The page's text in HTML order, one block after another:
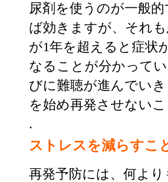
尿剤を使うのが一般
ば効きますが、それ
が1年を超えると症状
なることが分かって
びに難聴が進んでい
を始め再発させない
.
ストレスを減らすこ
再発予防には、何よ